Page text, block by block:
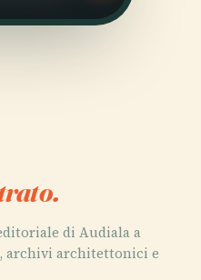
di Audiala a
archivi architettonici e